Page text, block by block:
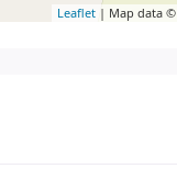
Leaflet | Map data ©